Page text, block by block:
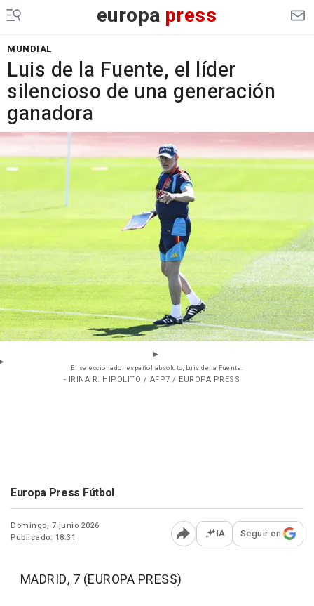
europa press
MUNDIAL
Luis de la Fuente, el líder
silencioso de una generación
ganadora
El seleccionador español absoluto, Luis de la Fuente.
- IRINA R. HIPOLITO / AFP7 / EUROPA PRESS
Europa Press Fútbol
Domingo, 7 junio 2026
Publicado: 18:31
Abrir opciones para
IA Seguir en
MADRID, 7 (EUROPA PRESS)